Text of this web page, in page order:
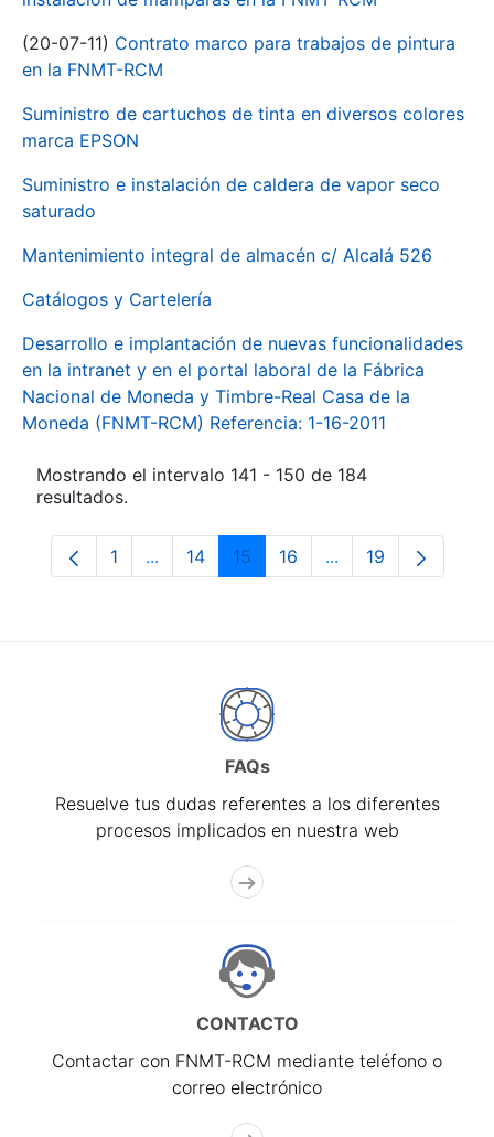
(20-07-11) Contrato marco para trabajos de pintura
en la FNMT-RCM
Suministro de cartuchos de tinta en diversos colores
marca EPSON
Suministro e instalación de caldera de vapor seco
saturado
Mantenimiento integral de almacén c/ Alcalá 526
Catálogos y Cartelería
Desarrollo e implantación de nuevas funcionalidades
en la intranet y en el portal laboral de la Fábrica
Nacional de Moneda y Timbre-Real Casa de la
Moneda (FNMT-RCM) Referencia: 1-16-2011
Mostrando el intervalo 141 - 150 de 184
resultados.
Página
1 ...Páginas intermedias Use TAB para
Página
14 Página
15 Página
16 ...PáginasPágina
19
FAQs
Resuelve tus dudas referentes a los diferentes
procesos implicados en nuestra web
CONTACTO
Contactar con FNMT-RCM mediante teléfono o
correo electrónico